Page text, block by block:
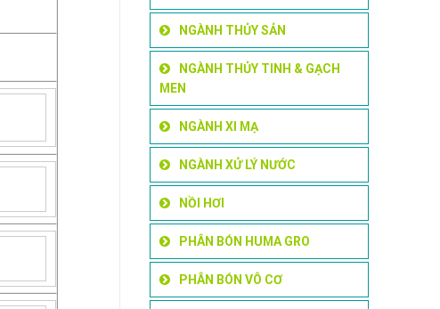
NGÀNH THỦY SẢN
NGÀNH THỦY TINH & GẠCH
MEN
NGÀNH XI MẠ
NGÀNH XỬ LÝ NƯỚC
NỒI HƠI
PHÂN BÓN HUMA GRO
PHÂN BÓN VÔ CƠ